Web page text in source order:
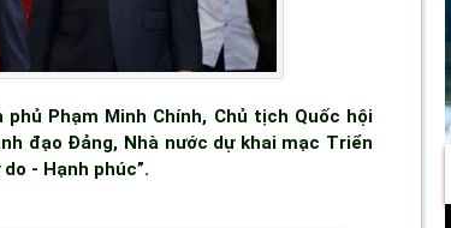
Phạm Minh Chính, Chủ tịch Quốc hội
đạo Đảng, Nhà nước dự khai mạc Triển
- Hạnh phúc”.